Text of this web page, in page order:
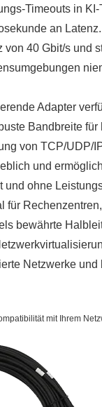
Timeouts in
an
40 Gbit/s und
Adapter
Bandbreite
von TCP/UDP/
und
ohne
bewährte
Netzwerke
mit Ihrem